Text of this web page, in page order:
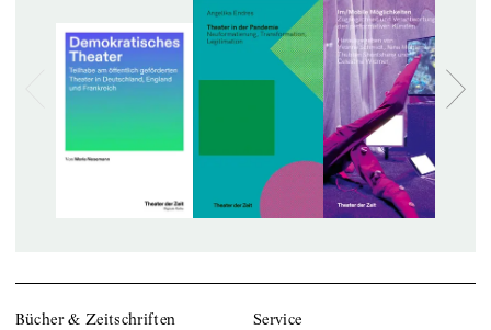
Bücher & Zeitschriften Service